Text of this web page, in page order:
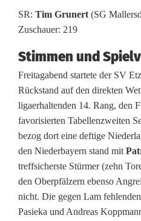
t
z
e
n
r
i
c
h
t
SR: Tim Grunert (SG
Zuschauer: 219
Stimmen und
Freitagabend startete der SV
Rückstand auf den direkten
ligaerhaltenden 14. Rang, den
favorisierten Tabellenzweiten
bezog dort eine deftige
den Niederbayern stand mit
treffsicherste Stürmer (zehn
den Oberpfälzern ebenso
nicht. Die gegen Lam
Pasieka und Andreas